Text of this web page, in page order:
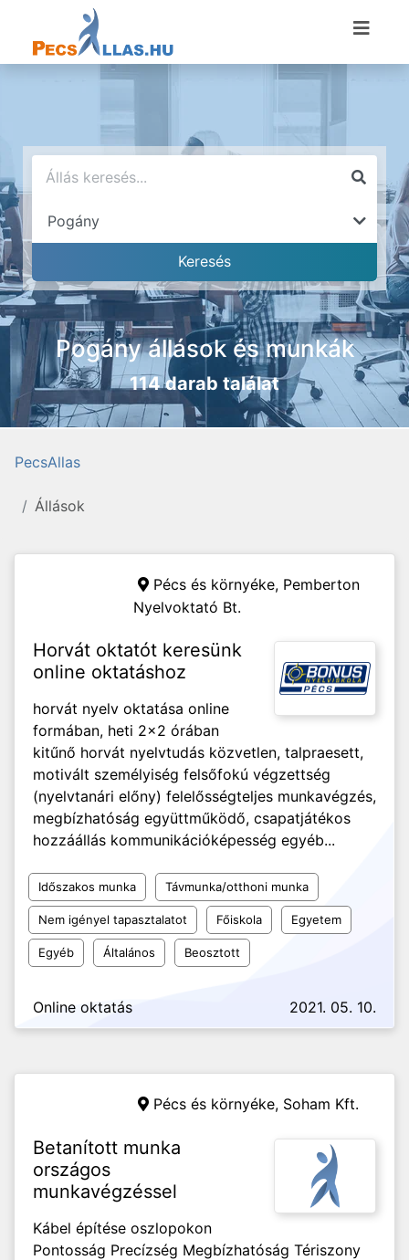
Pogány állások és munkák
114 darab találat
PecsAllas
Állások
Pécs és környéke, Pemberton
Nyelvoktató Bt.
Horvát oktatót keresünk
online oktatáshoz
horvát nyelv oktatása online
formában, heti 2x2 órában
kitűnő horvát nyelvtudás közvetlen, talpraesett,
motivált személyiség felsőfokú végzettség
(nyelvtanári előny) felelősségteljes munkavégzés,
megbízhatóság együttműködő, csapatjátékos
hozzáállás kommunikációképesség egyéb...
Időszakos munka Távmunka/otthoni munka
Nem igényel tapasztalatot Főiskola Egyetem
Egyéb Általános Beosztott
Online oktatás 2021. 05. 10.
Pécs és környéke, Soham Kft.
Betanított munka
országos
munkavégzéssel
Kábel építése oszlopokon
Pontosság Precízség Megbízhatóság Tériszony